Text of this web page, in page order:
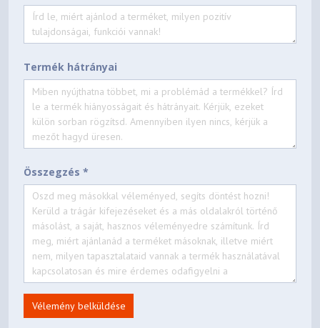
Termék hátrányai
Összegzés *
Vélemény belküldése